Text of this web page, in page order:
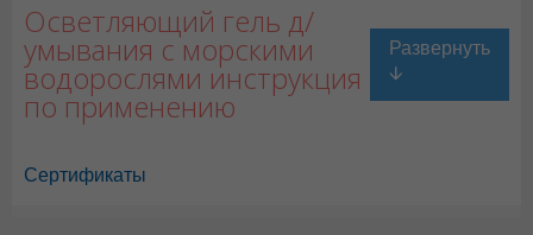
Осветляющий гель д/
умывания с морскими
водорослями инструкция
по применению
Сертификаты